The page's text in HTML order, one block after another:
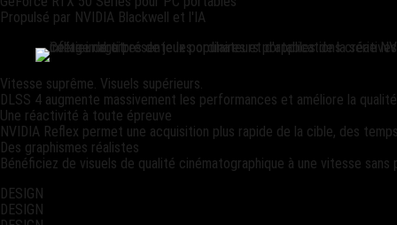
Propulsé par NVIDIA Blackwell et l'IA
Vitesse suprême. Visuels supérieurs.
DLSS 4 augmente massivement les performances et améliore la
Une réactivité à toute épreuve
NVIDIA Reflex permet une acquisition plus rapide de la cible, des
Des graphismes réalistes
Bénéficiez de visuels de qualité cinématographique à une vitesse
DESIGN
DESIGN